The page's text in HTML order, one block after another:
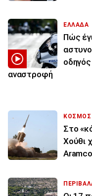
ΕΛΛΑΔΑ
Πώς
αναστροφή
ΚΟΣΜΟΣ
Στο
Χούθι